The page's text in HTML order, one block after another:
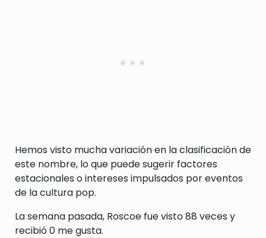
Hemos visto mucha variación en la clasificación de
este nombre, lo que puede sugerir factores
estacionales o intereses impulsados por eventos
de la cultura pop.
La semana pasada, Roscoe fue visto 88 veces y
recibió 0 me gusta.